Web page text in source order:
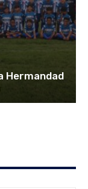
Hermandad